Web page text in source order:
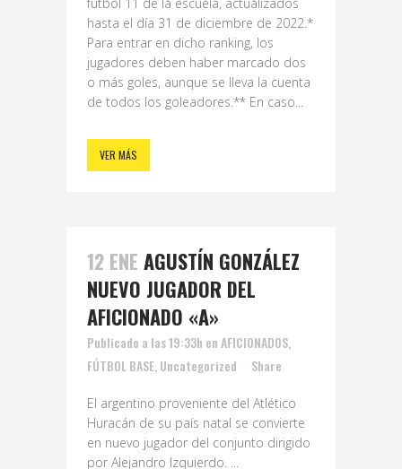
hasta el día 31 de diciembre de 2022.*
Para entrar en dicho ranking, los
jugadores deben haber marcado dos
o más goles, aunque se lleva la cuenta
de todos los goleadores.** En caso...
VER MÁS
12 ENE AGUSTÍN GONZÁLEZ
NUEVO JUGADOR DEL
AFICIONADO «A»
Publicado a las 19:33h enAFICIONADOS
FÚTBOL BASE Uncategorized Share
El argentino proveniente del Atlético
Huracán de su país natal se convierte
en nuevo jugador del conjunto dirigido
por Alejandro Izquierdo. ...